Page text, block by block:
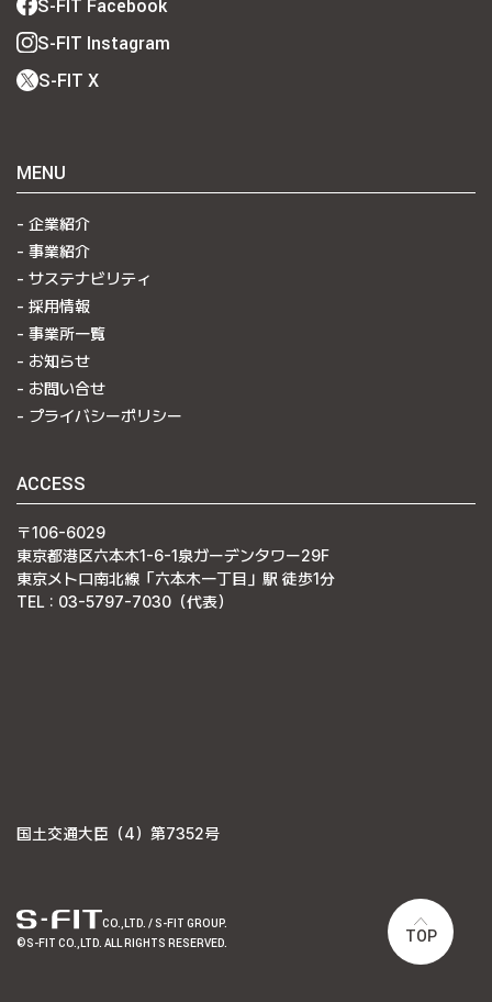
TOP
S-FIT Instagram
S-FIT X
MENU
企業紹介
事業紹介
サステナビリティ
採用情報
事業所一覧
お知らせ
お問い合せ
プライバシーポリシー
ACCESS
〒106-6029
東京都港区六本木1-6-1泉ガーデンタワー29F
東京メトロ南北線「六本木一丁目」駅 徒歩1分
TEL : 03-5797-7030（代表）
国土交通大臣（4）第7352号
CO.,LTD. / S-FIT GROUP.
©S-FIT CO.,LTD. ALL RIGHTS RESERVED.